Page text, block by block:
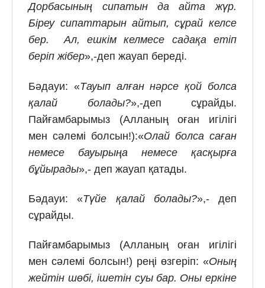
Дорбасының сипатын да айта жүр.
Біреу сипаттарын айтып, сұрай келсе
бер. Ал, ешкім келмесе садақа етіп
беріп жібер»,-деп жауап береді.
Бәдауи: «Тауып алған нәрсе қой болса
қалай болады?»,-деп сұрайды.
Пайғамбарымыз (Алланың оған игілігі
мен сәлемі болсын!):«Олай болса саған
немесе бауырыңа немесе қасқырға
бұйырады»,- деп жауап қатады.
Бәдауи: «Түйе қалай болады?»,- деп
сұрайды.
Пайғамбарымыз (Алланың оған игілігі
мен сәлемі болсын!) реңі өзгеріп: «Оның
жейтін шөбі, ішетін суы бар. Оны еркіне